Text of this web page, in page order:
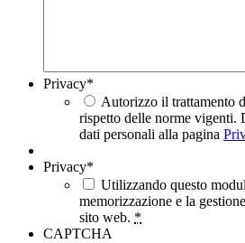
Privacy*
Autorizzo il trattamento
rispetto delle norme vigenti.
dati personali alla pagina
Privacy*
Utilizzando questo
memorizzazione e la
sito web. *
CAPTCHA